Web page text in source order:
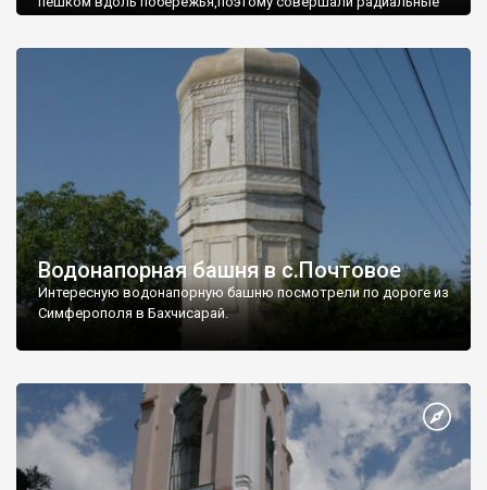
Водонапорная башня в с.Почтовое
Интересную водонапорную башню посмотрели по дороге из
Симферополя в Бахчисарай.